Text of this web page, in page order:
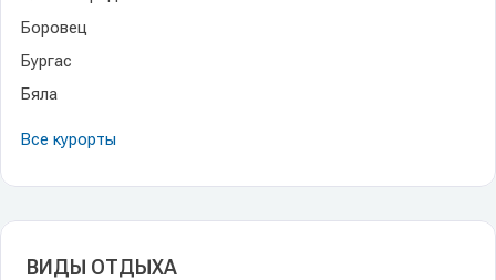
Боровец
Бургас
Бяла
Все курорты
ВИДЫ ОТДЫХА